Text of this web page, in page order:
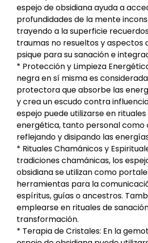
espejo de obsidiana ayuda a
profundidades de la mente
trayendo a la superficie
traumas no resueltos y aspectos
psique para su sanación e
* Protección y Limpieza
negra en sí misma es
protectora que absorbe las
y crea un escudo contra
espejo puede utilizarse en
energética, tanto personal como
reflejando y disipando las
* Rituales Chamánicos y
tradiciones chamánicas, los
obsidiana se utilizan como
herramientas para la
espíritus, guías o ancestros.
emplearse en rituales de
transformación.
* Terapia de Cristales: En la